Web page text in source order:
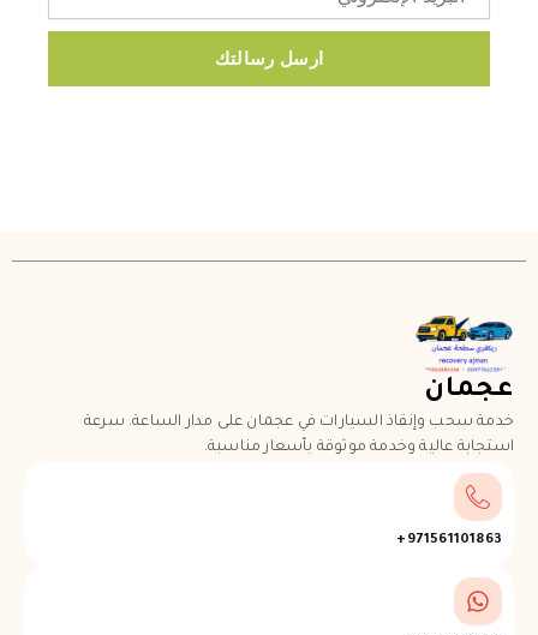
ارسل رسالتك
عجمان
خدمة سحب وإنقاذ السيارات في عجمان على مدار الساعة. سرعة
استجابة عالية وخدمة موثوقة بأسعار مناسبة.
971561101863+